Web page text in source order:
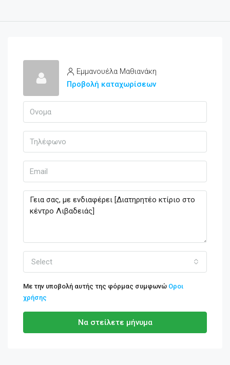
Εμμανουέλα Μαθιανάκη
Προβολή καταχωρίσεων
Select
Με την υποβολή αυτής της φόρμας συμφωνώ Οροι
χρήσης
Να στείλετε μήνυμα